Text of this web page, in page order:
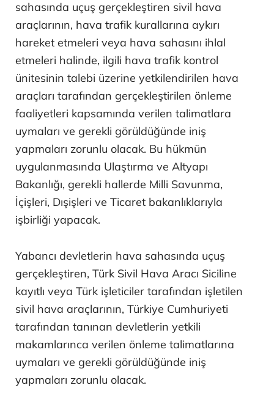
sahasında uçuş gerçekleştiren sivil hava
araçlarının, hava trafik kurallarına aykırı
hareket etmeleri veya hava sahasını ihlal
etmeleri halinde, ilgili hava trafik kontrol
ünitesinin talebi üzerine yetkilendirilen hava
araçları tarafından gerçekleştirilen önleme
faaliyetleri kapsamında verilen talimatlara
uymaları ve gerekli görüldüğünde iniş
yapmaları zorunlu olacak. Bu hükmün
uygulanmasında Ulaştırma ve Altyapı
Bakanlığı, gerekli hallerde Milli Savunma,
İçişleri, Dışişleri ve Ticaret bakanlıklarıyla
işbirliği yapacak.
Yabancı devletlerin hava sahasında uçuş
gerçekleştiren, Türk Sivil Hava Aracı Siciline
kayıtlı veya Türk işleticiler tarafından işletilen
sivil hava araçlarının, Türkiye Cumhuriyeti
tarafından tanınan devletlerin yetkili
makamlarınca verilen önleme talimatlarına
uymaları ve gerekli görüldüğünde iniş
yapmaları zorunlu olacak.